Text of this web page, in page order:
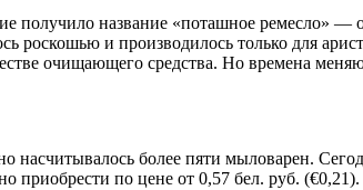
получило название «поташное ремесло» —
роскошью и производилось только для
очищающего средства. Но времена
насчитывалось более пяти мыловарен.
приобрести по цене от 0,57 бел. руб. (€0,21).